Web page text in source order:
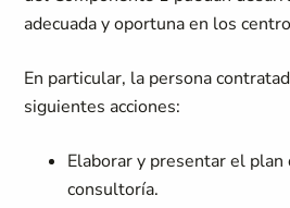
adecuada y oportuna en los
En particular, la persona
siguientes acciones:
Elaborar y presentar el plan
consultoría.